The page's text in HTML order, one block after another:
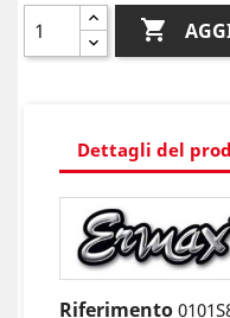

Dettagli del
Riferimento